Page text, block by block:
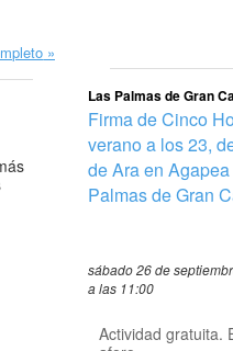
Las Palmas de Gran
Firma de Cinco
verano a los 23,
de Ara en
Palmas de Gran
sábado 26 de
a las 11:00
Actividad gratuita.